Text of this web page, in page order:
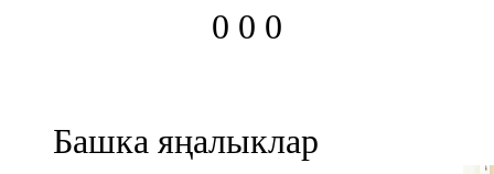
0 0 0
Башка яңалыклар